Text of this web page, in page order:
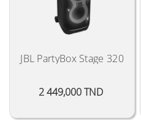
JBL PartyBox Stage 320
2 449,000 TND